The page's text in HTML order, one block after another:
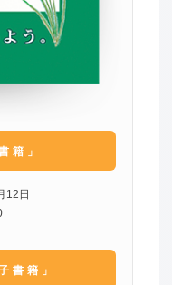
籍」
12日
書籍」